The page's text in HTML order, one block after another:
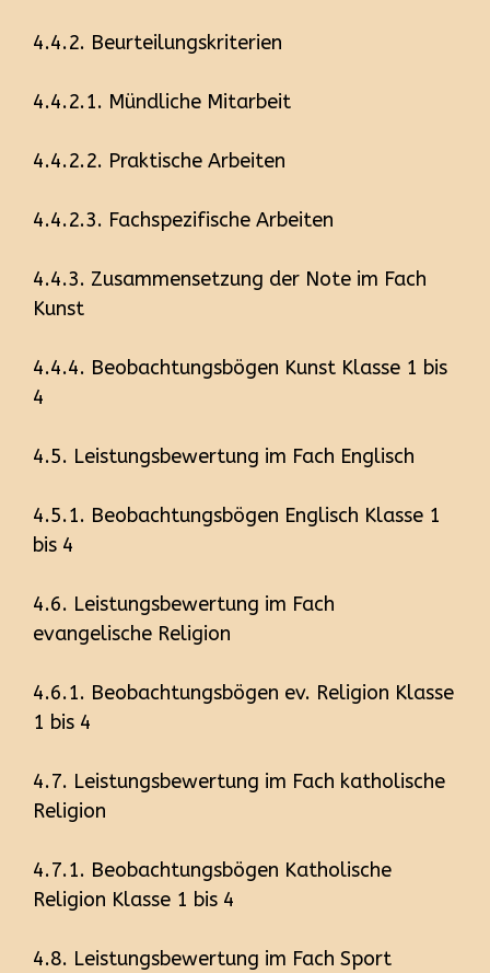
4.4.2. Beurteilungskriterien
4.4.2.1. Mündliche Mitarbeit
4.4.2.2. Praktische Arbeiten
4.4.2.3. Fachspezifische Arbeiten
4.4.3. Zusammensetzung der Note im Fach
Kunst
4.4.4. Beobachtungsbögen Kunst Klasse 1 bis
4
4.5. Leistungsbewertung im Fach Englisch
4.5.1. Beobachtungsbögen Englisch Klasse 1
bis 4
4.6. Leistungsbewertung im Fach
evangelische Religion
4.6.1. Beobachtungsbögen ev. Religion Klasse
1 bis 4
4.7. Leistungsbewertung im Fach katholische
Religion
4.7.1. Beobachtungsbögen Katholische
Religion Klasse 1 bis 4
4.8. Leistungsbewertung im Fach Sport